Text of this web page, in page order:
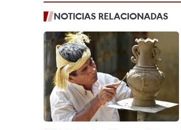
NOTICIAS RELACIONADAS